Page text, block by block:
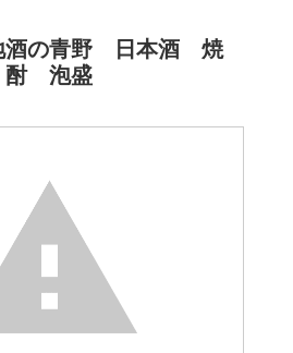
酒の青野 日本酒 焼
酎 泡盛